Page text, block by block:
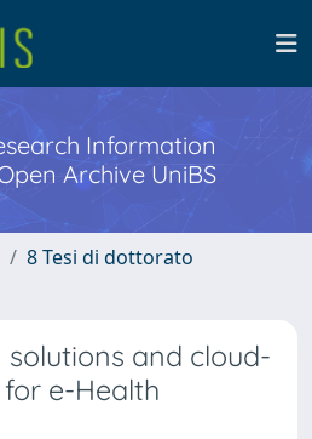
Information
Archive UniBS
8 Tesi di dottorato
solutions and cloud-
e-Health